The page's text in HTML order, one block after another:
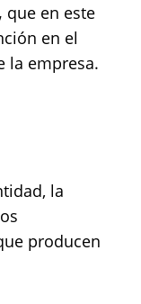
que en este
en el
la empresa.
la
producen